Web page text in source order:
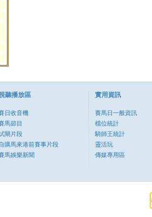
聽播放區
日收音機
馬節目
閘片段
購馬來港前賽事片段
馬娛樂新聞
實用資訊
賽馬日一般資訊
檔位統計
騎師王統計
靈活玩
傳媒專用區